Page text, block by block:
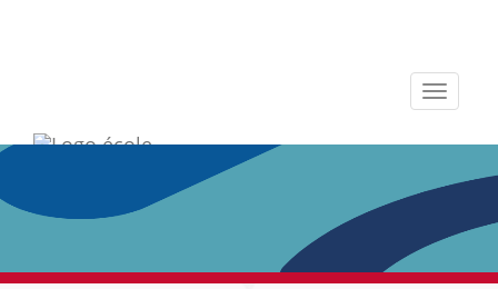
Toggle